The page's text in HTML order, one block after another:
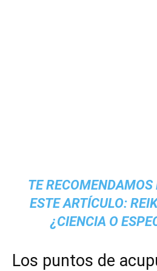
TE
ESTE ARTÍCULO:
¿CIENCIA O
Los puntos de